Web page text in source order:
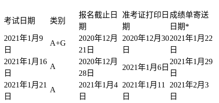
考试日期 类别
报名截止日
期
准考证打印日
期
成绩单寄送
日期*
2021年1月9
日
A+G
2020年12月
21日
2020年12月30
日
2021年1月22
日
2021年1月16
日
A
2020年12月
28日
2021年1月6日
2021年1月29
日
2021年1月21
日
A
2021年1月4
日
2021年1月11
日
2021年2月3
日